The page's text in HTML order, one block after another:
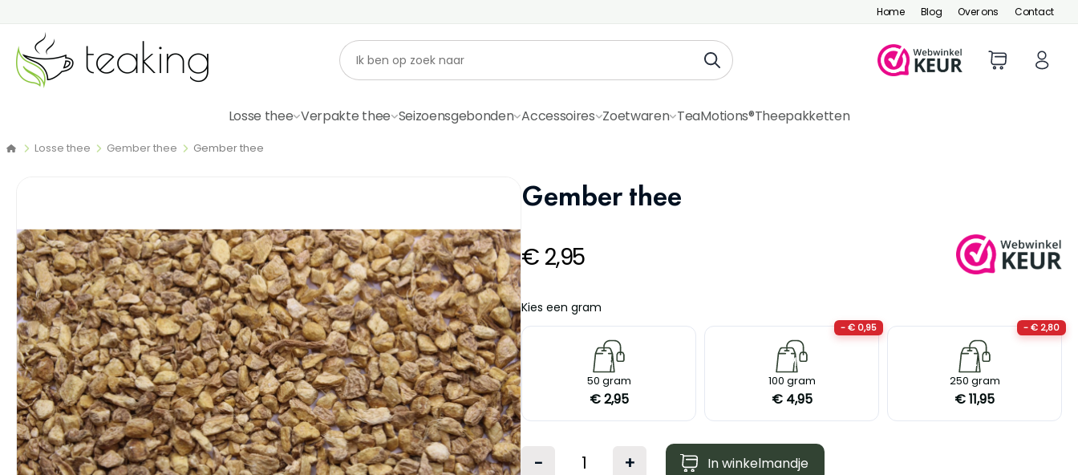
Home Blog Over ons Contact
Losse thee Verpakte thee Seizoensgebonden Accessoires Zoetwaren TeaMotions®Theepakketten
Losse thee Gember thee Gember thee
Gember thee
€ 2,95
Kies een gram
S
50 gram
€ 2,95
- € 0,95
M
100 gram
€ 4,95
- € 2,80
L
250 gram
€ 11,95
- + In winkelmandje